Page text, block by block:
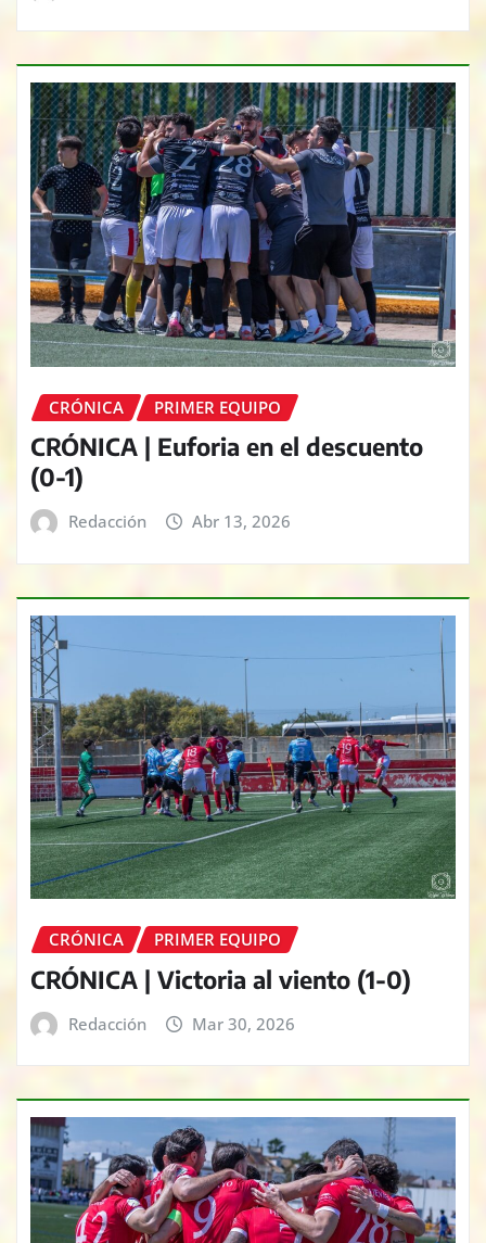
CRÓNICA PRIMER EQUIPO
CRÓNICA | Euforia en el descuento
(0-1)
Redacción Abr 13, 2026
CRÓNICA PRIMER EQUIPO
CRÓNICA | Victoria al viento (1-0)
Redacción Mar 30, 2026